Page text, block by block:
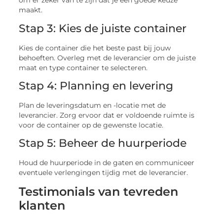
maakt.
Stap 3: Kies de juiste container
Kies de container die het beste past bij jouw
behoeften. Overleg met de leverancier om de juiste
maat en type container te selecteren.
Stap 4: Planning en levering
Plan de leveringsdatum en -locatie met de
leverancier. Zorg ervoor dat er voldoende ruimte is
voor de container op de gewenste locatie.
Stap 5: Beheer de huurperiode
Houd de huurperiode in de gaten en communiceer
eventuele verlengingen tijdig met de leverancier.
Testimonials van tevreden
klanten